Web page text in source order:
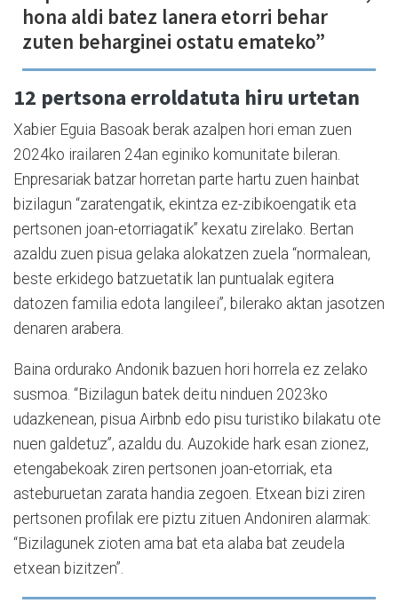
hona aldi batez lanera etorri behar
zuten beharginei ostatu emateko”
12 pertsona erroldatuta hiru urtetan
Xabier Eguia Basoak berak azalpen hori eman zuen
2024ko irailaren 24an eginiko komunitate bileran.
Enpresariak batzar horretan parte hartu zuen hainbat
bizilagun “zaratengatik, ekintza ez-zibikoengatik eta
pertsonen joan-etorriagatik” kexatu zirelako. Bertan
azaldu zuen pisua gelaka alokatzen zuela “normalean,
beste erkidego batzuetatik lan puntualak egitera
datozen familia edota langileei”, bilerako aktan jasotzen
denaren arabera.
Baina ordurako Andonik bazuen hori horrela ez zelako
susmoa. “Bizilagun batek deitu ninduen 2023ko
udazkenean, pisua Airbnb edo pisu turistiko bilakatu ote
nuen galdetuz”, azaldu du. Auzokide hark esan zionez,
etengabekoak ziren pertsonen joan-etorriak, eta
asteburuetan zarata handia zegoen. Etxean bizi ziren
pertsonen profilak ere piztu zituen Andoniren alarmak:
“Bizilagunek zioten ama bat eta alaba bat zeudela
etxean bizitzen”.